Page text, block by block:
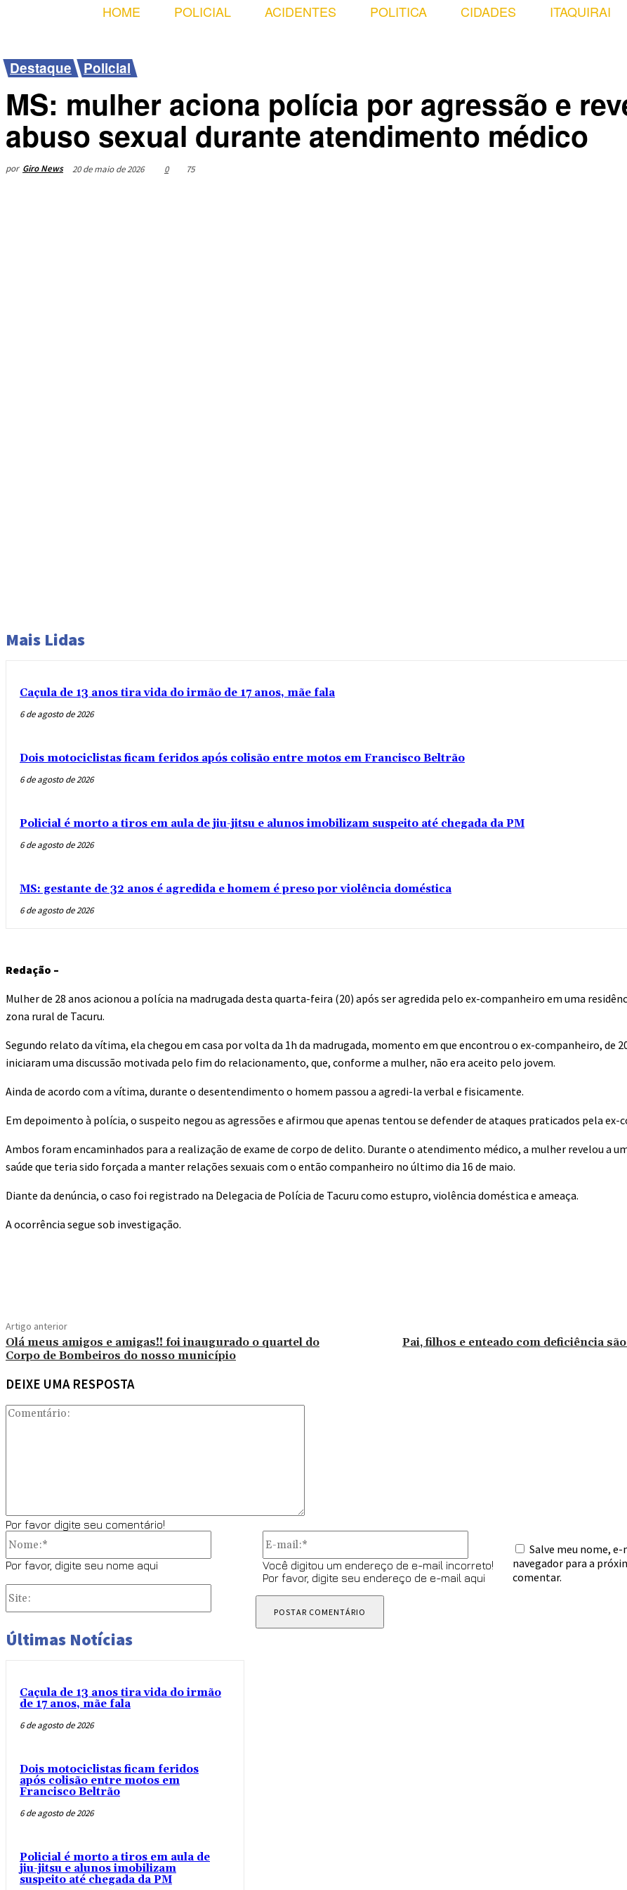
HOME POLICIAL ACIDENTES POLITICA CIDADES ITAQUIRAI
Destaque Policial
MS: mulher aciona polícia por agressão e
abuso sexual durante atendimento médico
por Giro News 20 de maio de 2026 0 75
Mais Lidas
Caçula de 13 anos tira vida do irmão de 17 anos, mãe fala
6 de agosto de 2026
Dois motociclistas ficam feridos após colisão entre motos em Francisco Beltrão
6 de agosto de 2026
Policial é morto a tiros em aula de jiu-jitsu e alunos imobilizam suspeito até chegada da PM
6 de agosto de 2026
MS: gestante de 32 anos é agredida e homem é preso por violência doméstica
6 de agosto de 2026
Redação –
Mulher de 28 anos acionou a polícia na madrugada desta quarta-feira (20) após ser agredida pelo ex-companheiro em uma
zona rural de Tacuru.
Segundo relato da vítima, ela chegou em casa por volta da 1h da madrugada, momento em que encontrou o ex-companheiro, de
iniciaram uma discussão motivada pelo fim do relacionamento, que, conforme a mulher, não era aceito pelo jovem.
Ainda de acordo com a vítima, durante o desentendimento o homem passou a agredi-la verbal e fisicamente.
Em depoimento à polícia, o suspeito negou as agressões e afirmou que apenas tentou se defender de ataques praticados pela ex-
Ambos foram encaminhados para a realização de exame de corpo de delito. Durante o atendimento médico, a mulher revelou a
saúde que teria sido forçada a manter relações sexuais com o então companheiro no último dia 16 de maio.
Diante da denúncia, o caso foi registrado na Delegacia de Polícia de Tacuru como estupro, violência doméstica e ameaça.
A ocorrência segue sob investigação.
Artigo anterior
Olá meus amigos e amigas!! foi inaugurado o quartel do
Corpo de Bombeiros do nosso município
Pai, filhos e enteado com deficiência
DEIXE UMA RESPOSTA
Por favor digite seu comentário!
Por favor, digite seu nome aqui
Você digitou um endereço de e-mail incorreto!
Por favor, digite seu endereço de e-mail aqui
Salve meu nome,
navegador para a
comentar.
Últimas Notícias
Caçula de 13 anos tira vida do irmão
de 17 anos, mãe fala
6 de agosto de 2026
Dois motociclistas ficam feridos
após colisão entre motos em
Francisco Beltrão
6 de agosto de 2026
Policial é morto a tiros em aula de
jiu-jitsu e alunos imobilizam
suspeito até chegada da PM